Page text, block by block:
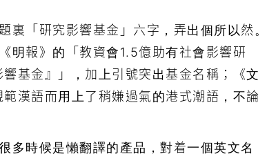
「研究影響基金」六字，弄出個所以然。
明報》的「教資會1.5億助有社會影響研
基金』」，加上引號突出基金名稱；《文
漢語而用上了稍嫌過氣的港式潮語，不論
多時候是懶翻譯的產品，對着一個英文名